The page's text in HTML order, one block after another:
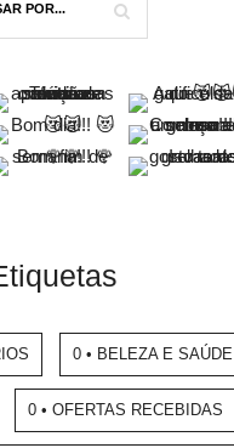
0 • BELEZA E SAÚDE
0 • OFERTAS RECEBIDAS